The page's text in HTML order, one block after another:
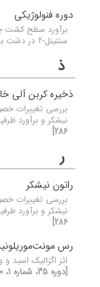
دوره فنولوژیکی
برآورد سطح کشت
سنتینل-2 در دشت بسطام
ذ
ذخیره کربن آلی
بررسی تغییرات
نیشکر و برآورد
286]
ر
راتون نیشکر
بررسی تغییرات
نیشکر و برآورد
286]
رس
اثر اگزالیک اسید
[دوره 35، شماره 1، 1400، صفحه 75-88]